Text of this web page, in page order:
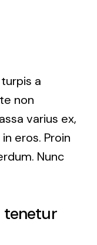
a
non
varius ex,
eros. Proin
Nunc
tenetur